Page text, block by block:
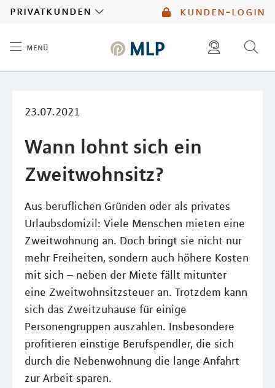
kunden-login
privatkunden
menü
23.07.2021
Wann lohnt sich ein
Zweitwohnsitz?
Aus beruflichen Gründen oder als privates
Urlaubsdomizil: Viele Menschen mieten eine
Zweitwohnung an. Doch bringt sie nicht nur
mehr Freiheiten, sondern auch höhere Kosten
mit sich – neben der Miete fällt mitunter
eine Zweitwohnsitzsteuer an. Trotzdem kann
sich das Zweitzuhause für einige
Personengruppen auszahlen. Insbesondere
profitieren einstige Berufspendler, die sich
durch die Nebenwohnung die lange Anfahrt
zur Arbeit sparen.